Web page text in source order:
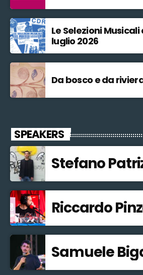
Le Selezioni
luglio 2026
Da bosco e da
SPEAKERS
Stefano
Riccardo
Samuele